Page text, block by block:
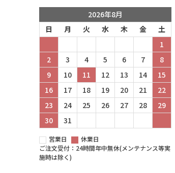
2026年8月
日
月 火 水 木 金
土
1
2
3 4 5 6 7
8
9
10 11 12 13 14
15
16
17 18 19 20 21
22
23
24 25 26 27 28
29
30
31
営業日
休業日
ご注文受付：24時間年中無休(メンテナンス等実
施時は除く)